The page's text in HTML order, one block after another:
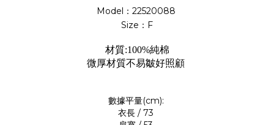
Model：22520088
Size：F
材質:100%純棉
微厚材質不易皺好照顧
數據平量(cm):
衣長 / 73